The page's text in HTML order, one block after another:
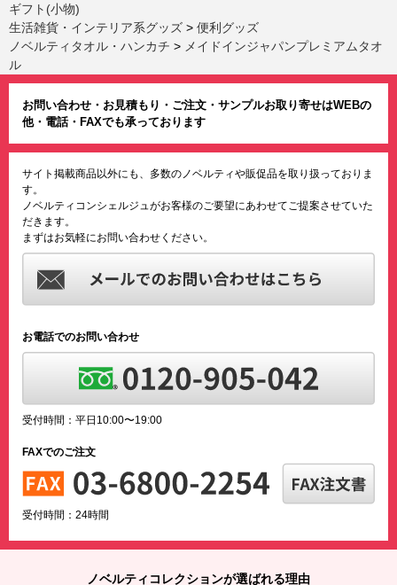
ギフト(小物)
生活雑貨・インテリア系グッズ > 便利グッズ
ノベルティタオル・ハンカチ > メイドインジャパンプレミアムタオ
ル
お問い合わせ・お見積もり・ご注文・サンプルお取り寄せはWEBの
他・電話・FAXでも承っております
サイト掲載商品以外にも、多数のノベルティや販促品を取り扱っておりま
す。
ノベルティコンシェルジュがお客様のご要望にあわせてご提案させていた
だきます。
まずはお気軽にお問い合わせください。
お電話でのお問い合わせ
受付時間：平日10:00〜19:00
FAXでのご注文
受付時間：24時間
ノベルティコレクションが選ばれる理由